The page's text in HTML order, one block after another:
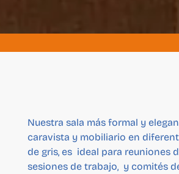
Nuestra sala más formal y
caravista y mobiliario en
de gris, es ideal para reuniones
sesiones de trabajo, y comités